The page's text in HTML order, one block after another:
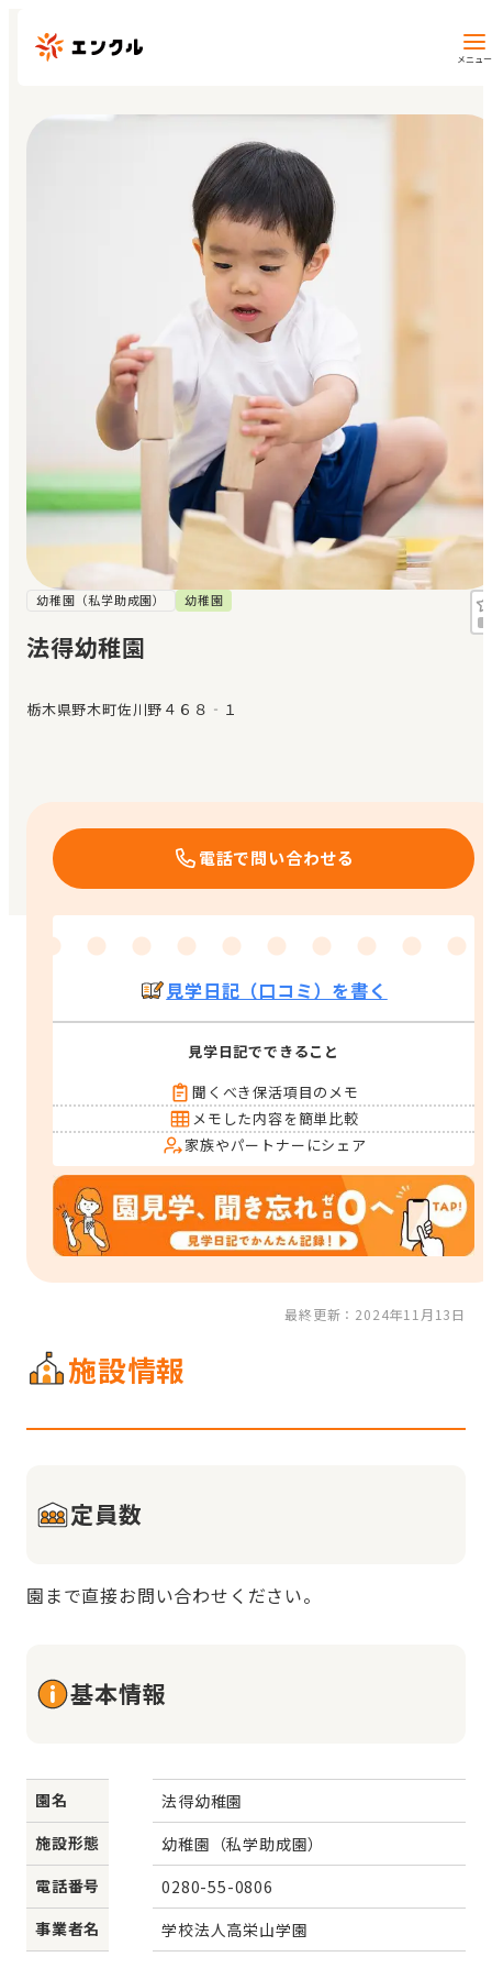
メニュー
マイページ
閲覧履歴
お気に入り
メッセージ
おすすめの園
エンクルの特徴と活用方法
幼稚園（私学助成園） 幼稚園
法得幼稚園
栃木県野木町佐川野４６８‐１
電話で問い合わせる
見学日記（口コミ）を書く
見学日記でできること
聞くべき保活項目のメモ
メモした内容を簡単比較
家族やパートナーにシェア
最終更新：2024年11月13日
施設情報
定員数
園まで直接お問い合わせください。
基本情報
園名
法得幼稚園
施設形態
幼稚園（私学助成園）
電話番号
0280-55-0806
事業者名
学校法人高栄山学園